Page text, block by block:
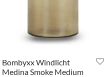
Bombyxx Windlicht
Medina Smoke Medium